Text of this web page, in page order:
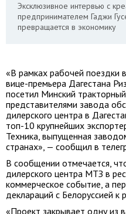
Эксклюзивное интервью с
предпринимателем Гаджи
превращается в экономику
«В рамках рабочей поездки
вице-премьера Дагестана
посетил Минский
представителями завода
дилерского центра в
топ-10 крупнейших
Техника, выпущенная
странах», — сообщил в
В сообщении отмечается,
дилерского центра МТЗ в
коммерческое событие, а
деклараций с Белоруссией к
«Проект закрывает одну из